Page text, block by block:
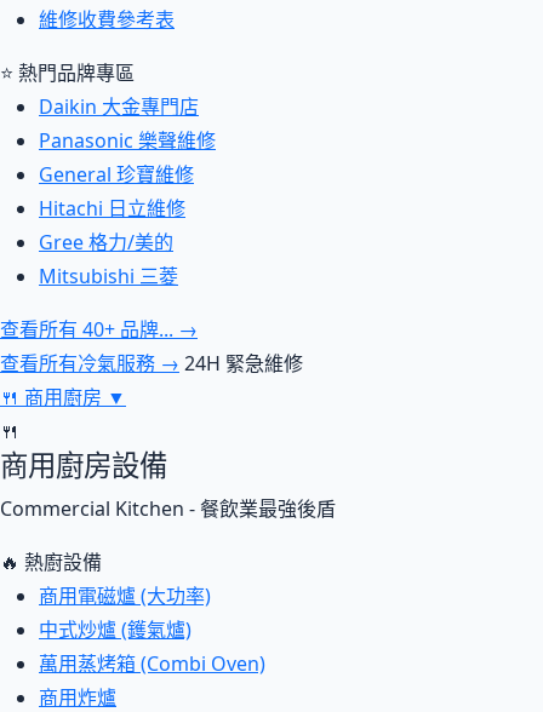
維修收費參考表
⭐ 熱門品牌專區
Daikin 大金專門店
Panasonic 樂聲維修
General 珍寶維修
Hitachi 日立維修
Gree 格力/美的
Mitsubishi 三菱
查看所有 40+ 品牌... →
查看所有冷氣服務 → 24H 緊急維修
🍴 商用廚房 ▼
🍴
商用廚房設備
Commercial Kitchen - 餐飲業最強後盾
🔥 熱廚設備
商用電磁爐 (大功率)
中式炒爐 (鑊氣爐)
萬用蒸烤箱 (Combi Oven)
商用炸爐